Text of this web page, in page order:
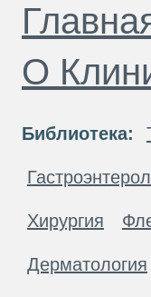
О
Библиотека:
Хирургия
Дерматология